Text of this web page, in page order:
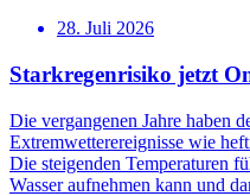
28. Juli 2026
Starkregenrisiko jetzt
Die vergangenen Jahre haben
Extremwetterereignisse wie
Die steigenden Temperaturen
Wasser aufnehmen kann und